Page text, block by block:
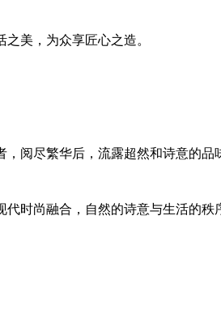
美，为众享匠心之造。
，阅尽繁华后，流露超然和诗意的品
时尚融合，自然的诗意与生活的秩